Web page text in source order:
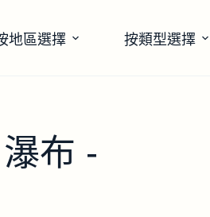
地區選擇 按類型選擇
布 -